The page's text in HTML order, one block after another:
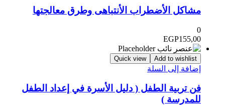
مشاكل الأضطراب الأنتباهى وطرق معالجتها
0
EGP155,00
Add to wishlist
Quick view
إضافة إلى السلة
فن تربية الطفل ( دليل الأسرة في إعداد الطفل
للمدرسة )